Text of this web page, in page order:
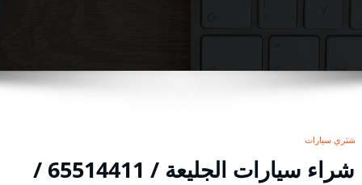
نشتري سيارات
شراء سيارات الجليعة / 65514411 /